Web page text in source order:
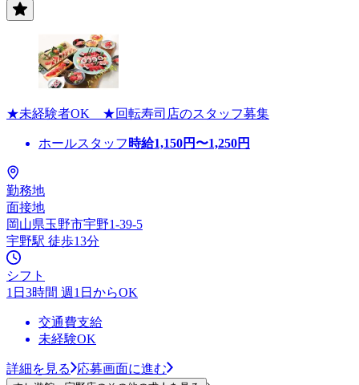
★未経験者OK ★回転寿司店のスタッフ募集
ホールスタッフ 時給1,150円〜1,250円
勤務地
面接地
岡山県玉野市宇野1-39-5
宇野駅 徒歩13分
シフト
1日3時間 週1日からOK
交通費支給
未経験OK
詳細を見る 応募画面に進む